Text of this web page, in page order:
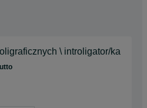
\ introligator/ka